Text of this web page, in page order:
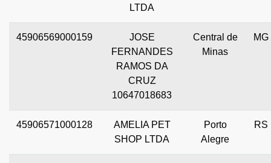
LTDA
45906569000159
JOSE
FERNANDES
RAMOS DA
CRUZ
10647018683
Central de
Minas
MG
45906571000128
AMELIA PET
SHOP LTDA
Porto
Alegre
RS